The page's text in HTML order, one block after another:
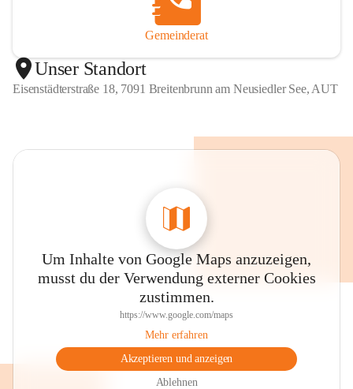
Gemeinderat
Unser Standort
Eisenstädterstraße 18, 7091 Breitenbrunn am Neusiedler See, AUT
Um Inhalte von Google Maps anzuzeigen,
musst du der Verwendung externer Cookies
zustimmen.
https://www.google.com/maps
Mehr erfahren
Akzeptieren und anzeigen
Ablehnen